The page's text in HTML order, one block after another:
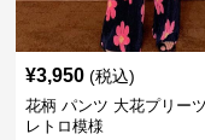
¥3,950 (税込)
花柄 パンツ 大花プリー
レトロ模様